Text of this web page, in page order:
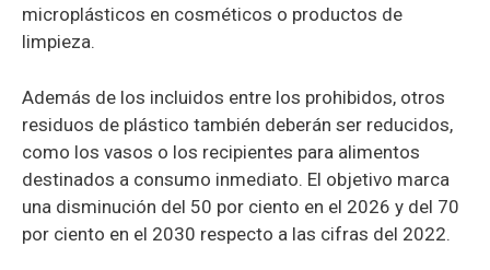
microplásticos en cosméticos o productos de
limpieza.
Además de los incluidos entre los prohibidos, otros
residuos de plástico también deberán ser reducidos,
como los vasos o los recipientes para alimentos
destinados a consumo inmediato. El objetivo marca
una disminución del 50 por ciento en el 2026 y del 70
por ciento en el 2030 respecto a las cifras del 2022.